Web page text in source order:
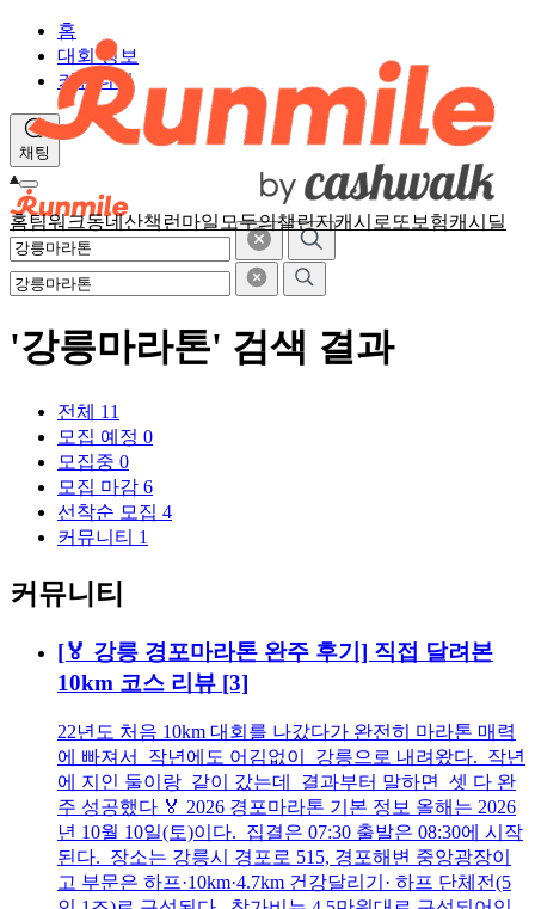
홈팀워크동네산책 런마일 모두의챌린지캐시로또 보험캐시딜
홈
대회 정보
커뮤니티
채팅
'강릉마라톤' 검색 결과
전체 11
모집 예정 0
모집중 0
모집 마감 6
선착순 모집 4
커뮤니티 1
커뮤니티
[🏅 강릉 경포마라톤 완주 후기] 직접 달려본
10km 코스 리뷰 [3]
22년도 처음 10km 대회를 나갔다가 완전히 마라톤 매력
에 빠져서 작년에도 어김없이 강릉으로 내려왔다. 작년
에 지인 둘이랑 같이 갔는데 결과부터 말하면 셋 다 완
주 성공했다 🏅 2026 경포마라톤 기본 정보 올해는 2026
년 10월 10일(토)이다. 집결은 07:30 출발은 08:30에 시작
된다. 장소는 강릉시 경포로 515, 경포해변 중앙광장이
고 부문은 하프·10km·4.7km 건강달리기· 하프 단체전(5